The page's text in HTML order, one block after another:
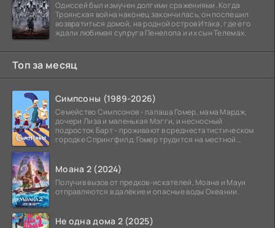
Одиссей был измучен долгими сражениями. Когда
Троянская война наконец закончилась, он поспешил
возвратиться домой, на родной остров Итака, где его
ждали любимая супруга Пенелопа и их сын Телемах.
Топ за месяц
Симпсоны (1989-2026)
Семейство Симпсонов - папаша Гомер, мама Мардж,
дочери Лиза и маленькая Мэгги, и несносный
подросток Барт - проживают в среднестатистическом
городке Спрингфилд. Гомер трудится на местной
Моана 2 (2024)
Получив вызов от предков-искателей, Моана и Мауи
отправляются в далёкие и опасные воды Океании.
Не одна дома 2 (2025)